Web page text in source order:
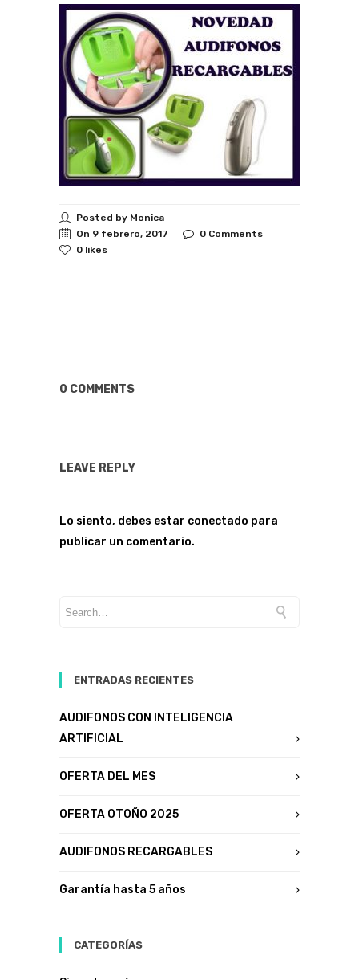
Posted by Monica
On 9 febrero, 2017
0 Comments
0 likes
0 COMMENTS
LEAVE REPLY
Lo siento, debes estar conectado para
publicar un comentario.
ENTRADAS RECIENTES
AUDIFONOS CON INTELIGENCIA
ARTIFICIAL
OFERTA DEL MES
OFERTA OTOÑO 2025
AUDIFONOS RECARGABLES
Garantía hasta 5 años
CATEGORÍAS